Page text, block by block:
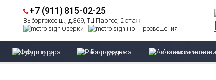
+7 (911) 815-02-25
Выборгское ш., д.369, ТЦ Паргос, 2 этаж
Озерки
Пр. Просвещения
Фурнитура Распродажа Акции компании